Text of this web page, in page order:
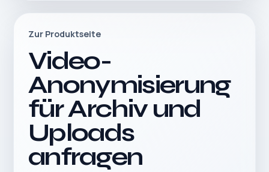
Zur Produktseite
Video-
Anonymisierung
für Archiv und
Uploads
anfragen